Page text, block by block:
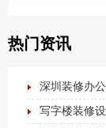
热门资讯
写字楼装修